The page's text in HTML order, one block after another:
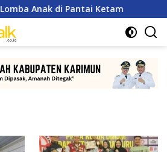
di Pantai Ketam